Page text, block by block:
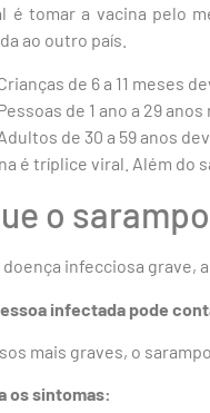
é tomar a vacina pelo
ao outro país.
de 6 a 11 meses
de 1 ano a 29
de 30 a 59 anos
é tríplice viral. Além do
o
doença infecciosa grave,
infectada pode
mais graves, o
os sintomas: